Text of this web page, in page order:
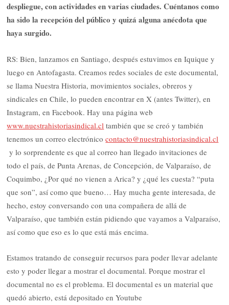
despliegue, con actividades en varias ciudades. Cuéntanos como
ha sido la recepción del público y quizá alguna anécdota que
haya surgido.
RS: Bien, lanzamos en Santiago, después estuvimos en Iquique y
luego en Antofagasta. Creamos redes sociales de este documental,
se llama Nuestra Historia, movimientos sociales, obreros y
sindicales en Chile, lo pueden encontrar en X (antes Twitter), en
Instagram, en Facebook. Hay una página web
www.nuestrahistoriasindical.cl también que se creó y también
tenemos un correo electrónicocontacto@nuestrahistoriasindical.cl
y lo sorprendente es que al correo han llegado invitaciones de
todo el país, de Punta Arenas, de Concepción, de Valparaíso, de
Coquimbo, ¿Por qué no vienen a Arica? y ¿qué les cuesta? “puta
que son”, así como que bueno… Hay mucha gente interesada, de
hecho, estoy conversando con una compañera de allá de
Valparaíso, que también están pidiendo que vayamos a Valparaíso,
así como que eso es lo que está más encima.
Estamos tratando de conseguir recursos para poder llevar adelante
esto y poder llegar a mostrar el documental. Porque mostrar el
documental no es el problema. El documental es un material que
quedó abierto, está depositado en Youtube